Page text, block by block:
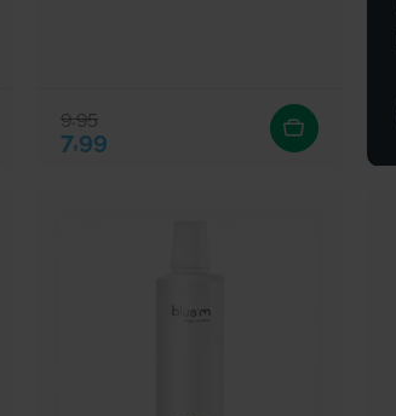
Verkoopprijs
7,99
Normale prijs
9,95